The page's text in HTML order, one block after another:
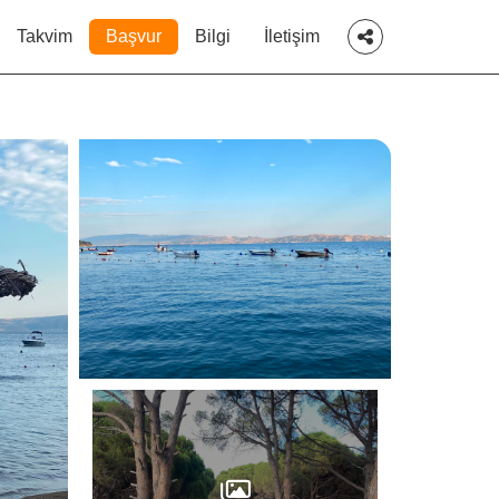
Takvim Başvur Bilgi İletişim